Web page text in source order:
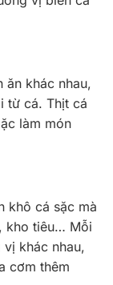
ăn khác nhau,
từ cá. Thịt cá
làm món
khô cá sặc mà
kho tiêu… Mỗi
khác nhau,
cơm thêm